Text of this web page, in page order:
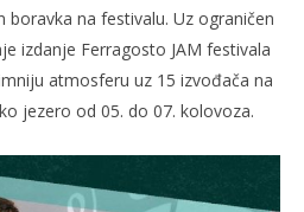
OTVORENO
na festivalu. Uz ograničen
izdanje Ferragosto JAM festivala
atmosferu uz 15 izvođača na
jezero od 05. do 07. kolovoza.